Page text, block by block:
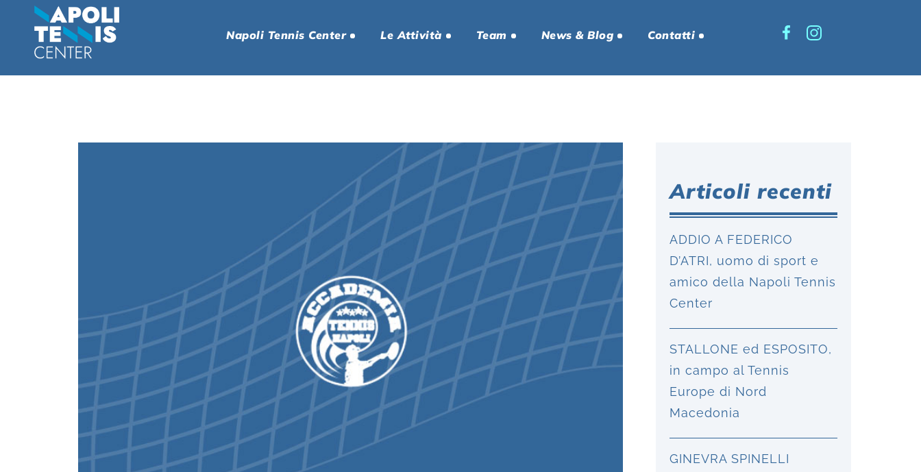
Napoli Tennis Center Le Attività Team News & Blog Contatti
Articoli recenti
ADDIO A FEDERICO
D’ATRI, uomo di sport e
amico della Napoli Tennis
Center
STALLONE ed ESPOSITO,
in campo al Tennis
Europe di Nord
Macedonia
GINEVRA SPINELLI